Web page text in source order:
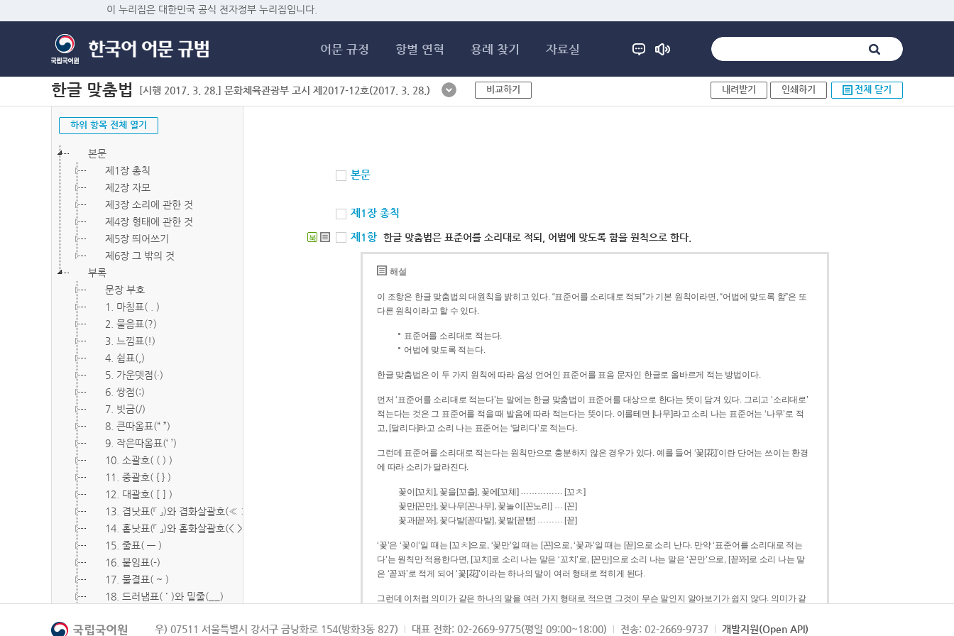
이 누리집은 대한민국 공식 전자정부 누리집입니다.
어문 규정 항별 연혁 용례 찾기 자료실
한글 맞춤법 [시행 2017. 3. 28.] 문화체육관광부 고시 제2017-12호(2017. 3. 28.) 비교하기 내려받기 인쇄하기 전체 닫기
하위 항목 전체 열기
본문
제1장 총칙
제2장 자모
제3장 소리에 관한 것
제4장 형태에 관한 것
제5장 띄어쓰기
제6장 그 밖의 것
부록
문장 부호
1. 마침표( . )
2. 물음표(?)
3. 느낌표(!)
4. 쉼표(,)
5. 가운뎃점(·)
6. 쌍점(:)
7. 빗금(/)
8. 큰따옴표(“ ”)
9. 작은따옴표(‘ ’)
10. 소괄호( ( ) )
11. 중괄호( { } )
12. 대괄호( [ ] )
13. 겹낫표(『 』)와 겹화살괄호(≪ ≫)
14. 홑낫표(「 」)와 홑화살괄호(< >)
15. 줄표( ― )
16. 붙임표(-)
17. 물결표( ~ )
18. 드러냄표( ˙ )와 밑줄(__)
20. 빠짐표( □ )
본문
제1장 총칙
북 제1항 한글 맞춤법은 표준어를 소리대로 적되, 어법에 맞도록 함을 원칙으로 한다.
해설
이 조항은 한글 맞춤법의 대원칙을 밝히고 있다. “표준어를 소리대로 적되”가 기본 원칙이라면, “어법에 맞도록 함”은 또
다른 원칙이라고 할 수 있다.
표준어를 소리대로 적는다.
어법에 맞도록 적는다.
한글 맞춤법은 이 두 가지 원칙에 따라 음성 언어인 표준어를 표음 문자인 한글로 올바르게 적는 방법이다.
먼저 ‘표준어를 소리대로 적는다’는 말에는 한글 맞춤법이 표준어를 대상으로 한다는 뜻이 담겨 있다. 그리고 ‘소리대로’
적는다는 것은 그 표준어를 적을 때 발음에 따라 적는다는 뜻이다. 이를테면 [나무]라고 소리 나는 표준어는 ‘나무’로 적
고, [달리다]라고 소리 나는 표준어는 ‘달리다’로 적는다.
그런데 표준어를 소리대로 적는다는 원칙만으로 충분하지 않은 경우가 있다. 예를 들어 ‘꽃[花]’이란 단어는 쓰이는 환경
에 따라 소리가 달라진다.
꽃이[꼬치], 꽃을[꼬츨], 꽃에[꼬체] …………… [꼬ㅊ]
꽃만[꼰만], 꽃나무[꼰나무], 꽃놀이[꼰노리] … [꼰]
꽃과[꼳꽈], 꽃다발[꼳따발], 꽃밭[꼳빧] ……… [꼳]
‘꽃’은 ‘꽃이’일 때는 [꼬ㅊ]으로, ‘꽃만’일 때는 [꼰]으로, ‘꽃과’일 때는 [꼳]으로 소리 난다. 만약 ‘표준어를 소리대로 적는
다’는 원칙만 적용한다면, [꼬치]로 소리 나는 말은 ‘꼬치’로, [꼰만]으로 소리 나는 말은 ‘꼰만’으로, [꼳꽈]로 소리 나는 말
은 ‘꼳꽈’로 적게 되어 ‘꽃[花]’이라는 하나의 말이 여러 형태로 적히게 된다.
그런데 이처럼 의미가 같은 하나의 말을 여러 가지 형태로 적으면 그것이 무슨 말인지 알아보기가 쉽지 않다. 의미가 같
되게 적는 것이 의미를 파악하는 데 효과적이다.
우) 07511 서울특별시 강서구 금낭화로 154(방화3동 827) 대표 전화: 02-2669-9775(평일 09:00~18:00) 전송: 02-2669-9737 개발지원(Open API)